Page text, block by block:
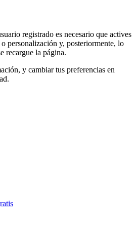
registrado es necesario que actives
personalización y, posteriormente, lo
recargue la página.
y cambiar tus preferencias en
.